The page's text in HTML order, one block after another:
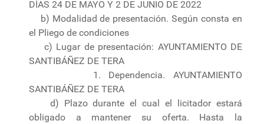
DÍAS 24 DE MAYO Y 2 DE JUNIO DE 2022
b) Modalidad de presentación. Según consta en
el Pliego de condiciones
c) Lugar de presentación: AYUNTAMIENTO DE
SANTIBÁÑEZ DE TERA
1. Dependencia. AYUNTAMIENTO
SANTIBÁÑEZ DE TERA
d) Plazo durante el cual el licitador estará
obligado a mantener su oferta. Hasta la